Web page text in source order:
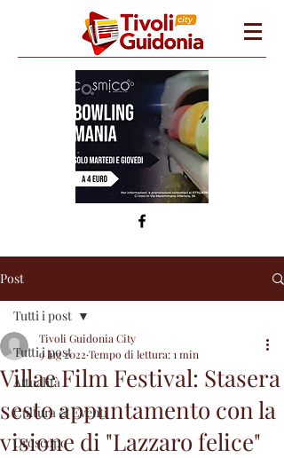
Post
Tutti i post
Attualità
Cultura & Eventi
Oroscopo
Tutti i post
Villae Film Festival: Stasera
sesto appuntamento con la
visione di "Lazzaro felice"
Tivoli Guidonia City
9 lug 2022 Tempo di lettura: 1 min